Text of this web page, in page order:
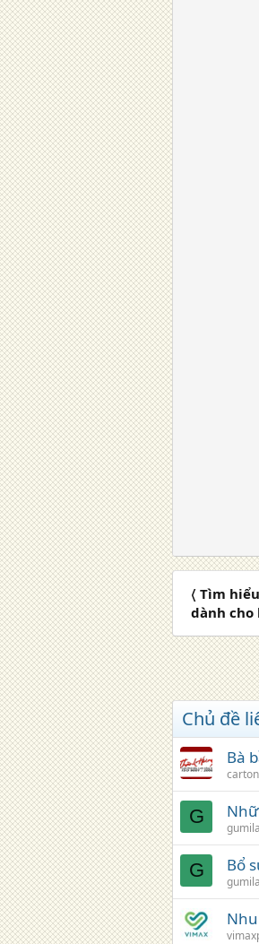
〈 Tìm
dành cho
Chủ đề
Bà
G
G Bổ